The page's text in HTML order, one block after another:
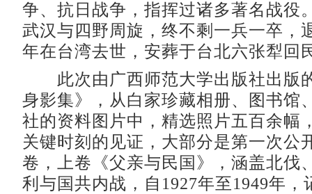
争、抗日战争，指挥过诸多著名战役
武汉与四野周旋，终不剩一兵一卒，
年在台湾去世，安葬于台北六张犁回
此次由广西师范大学出版社出版
身影集》，从白家珍藏相册、图书馆
社的资料图片中，精选照片五百余幅
关键时刻的见证，大部分是第一次公
卷，上卷《父亲与民国》，涵盖北伐
利与国共内战，自1927年至1949年，